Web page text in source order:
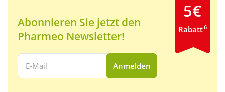
Abonnieren Sie jetzt den
Pharmeo Newsletter!
Ihre E-Mail Adresse:
Anmelden
5€
Rabatt6